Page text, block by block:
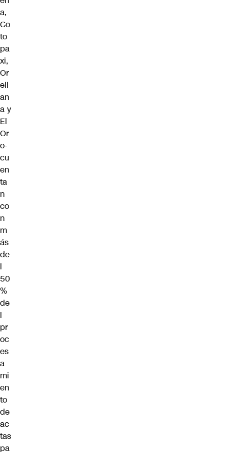
a,
Co
to
pa
xi,
Or
ell
an
a y
El
Or
o-
cu
en
ta
n
co
n
m
ás
de
l
50
%
de
l
pr
oc
es
a
mi
en
to
de
ac
tas
pa